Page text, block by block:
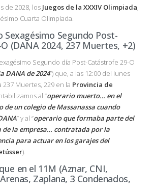
de 2028, los Juegos de la XXXIV Olimpiada,
Cuarta Olimpiada.
Sexagésimo Segundo Post-
(DANA 2024, 237 Muertes, +2)
Segundo día Post-Catástrofe 29-O
DANA de 2024”) que, a las 12:00 del lunes
Muertes, 229 en la Provincia de
al “operario muerto… en el
de un colegio de Massanassa cuando
” y al “operario que formaba parte del
de la empresa… contratada por la
para actuar en los garajes del
).
en el 11M (Aznar, CNI,
Zaplana, 3 Condenados,